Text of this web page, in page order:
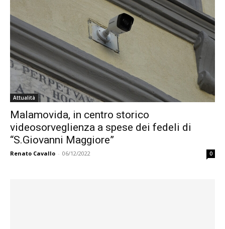
Attualità
Malamovida, in centro storico
videosorveglienza a spese dei fedeli di
“S.Giovanni Maggiore”
Renato Cavallo - 06/12/2022 0